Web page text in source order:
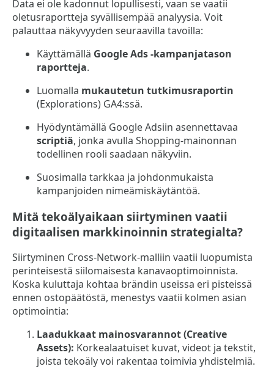
Data ei ole kadonnut lopullisesti, vaan se vaatii
oletusraportteja syvällisempää analyysia. Voit
palauttaa näkyvyyden seuraavilla tavoilla:
Käyttämällä Google Ads -kampanjatason
raportteja.
Luomalla mukautetun tutkimusraportin
(Explorations) GA4:ssä.
Hyödyntämällä Google Adsiin asennettavaa
scriptiä, jonka avulla Shopping-mainonnan
todellinen rooli saadaan näkyviin.
Suosimalla tarkkaa ja johdonmukaista
kampanjoiden nimeämiskäytäntöä.
Mitä tekoälyaikaan siirtyminen vaatii
digitaalisen markkinoinnin strategialta?
Siirtyminen Cross-Network-malliin vaatii luopumista
perinteisestä siilomaisesta kanavaoptimoinnista.
Koska kuluttaja kohtaa brändin useissa eri pisteissä
ennen ostopäätöstä, menestys vaatii kolmen asian
optimointia:
Laadukkaat mainosvarannot (Creative
Assets): Korkealaatuiset kuvat, videot ja tekstit,
joista tekoäly voi rakentaa toimivia yhdistelmiä.